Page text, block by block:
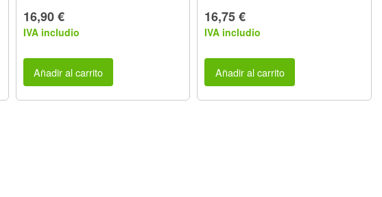
16,90 €
IVA includio
Añadir al carrito
16,75 €
IVA includio
Añadir al carrito